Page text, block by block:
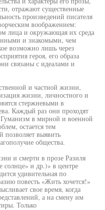
отражают существенные
произведений писателя
воображением:
лица и окружающая их среда
и знакомыми, чем
возможно лишь через
героя, его образа
связаны с идеалами и
и частной жизни,
жизни, личностного и
стержневыми в
Каждый раз они проходят
в мирной и военной
остается тем
позволяет выявить
общества.
и смерти в прозе Разиля
солнце» и др.)» в центре
удивительная по
повесть «Жить хочется!»
свое время, когда
а на смену им
Только